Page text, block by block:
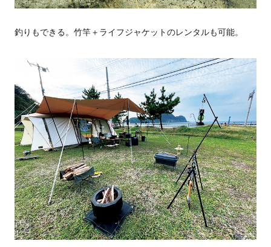
釣りもできる。竹竿＋ライフジャケットのレンタルも可能。